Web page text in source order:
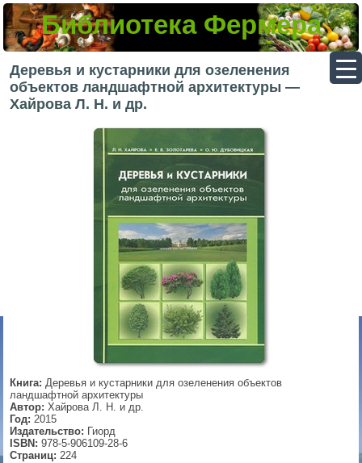
Библиотека Фермера
Деревья и кустарники для озеленения
объектов ландшафтной архитектуры —
Хайрова Л. Н. и др.
Книга: Деревья и кустарники для озеленения объектов
ландшафтной архитектуры
Автор: Хайрова Л. Н. и др.
Год: 2015
Издательство: Гиорд
ISBN: 978-5-906109-28-6
Страниц: 224
▼
▼